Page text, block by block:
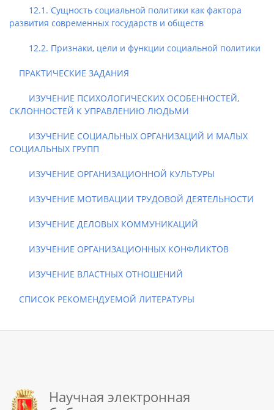
12.1. Сущность социальной политики как фактора
развития современных государств и обществ
12.2. Признаки, цели и функции социальной политики
ПРАКТИЧЕСКИЕ ЗАДАНИЯ
ИЗУЧЕНИЕ ПСИХОЛОГИЧЕСКИХ ОСОБЕННОСТЕЙ,
СКЛОННОСТЕЙ К УПРАВЛЕНИЮ ЛЮДЬМИ
ИЗУЧЕНИЕ СОЦИАЛЬНЫХ ОРГАНИЗАЦИЙ И МАЛЫХ
СОЦИАЛЬНЫХ ГРУПП
ИЗУЧЕНИЕ ОРГАНИЗАЦИОННОЙ КУЛЬТУРЫ
ИЗУЧЕНИЕ МОТИВАЦИИ ТРУДОВОЙ ДЕЯТЕЛЬНОСТИ
ИЗУЧЕНИЕ ДЕЛОВЫХ КОММУНИКАЦИЙ
ИЗУЧЕНИЕ ОРГАНИЗАЦИОННЫХ КОНФЛИКТОВ
ИЗУЧЕНИЕ ВЛАСТНЫХ ОТНОШЕНИЙ
СПИСОК РЕКОМЕНДУЕМОЙ ЛИТЕРАТУРЫ
Научная электронная